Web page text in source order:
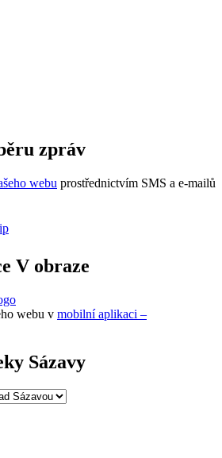
zpráv
webu prostřednictvím SMS a e-mailů
V obraze
webu v mobilní aplikaci –
Sázavy